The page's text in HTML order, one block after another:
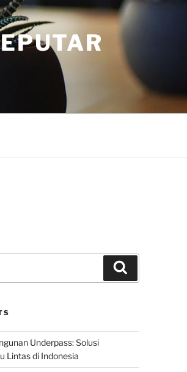
Underpass: Solusi
Lintas di Indonesia